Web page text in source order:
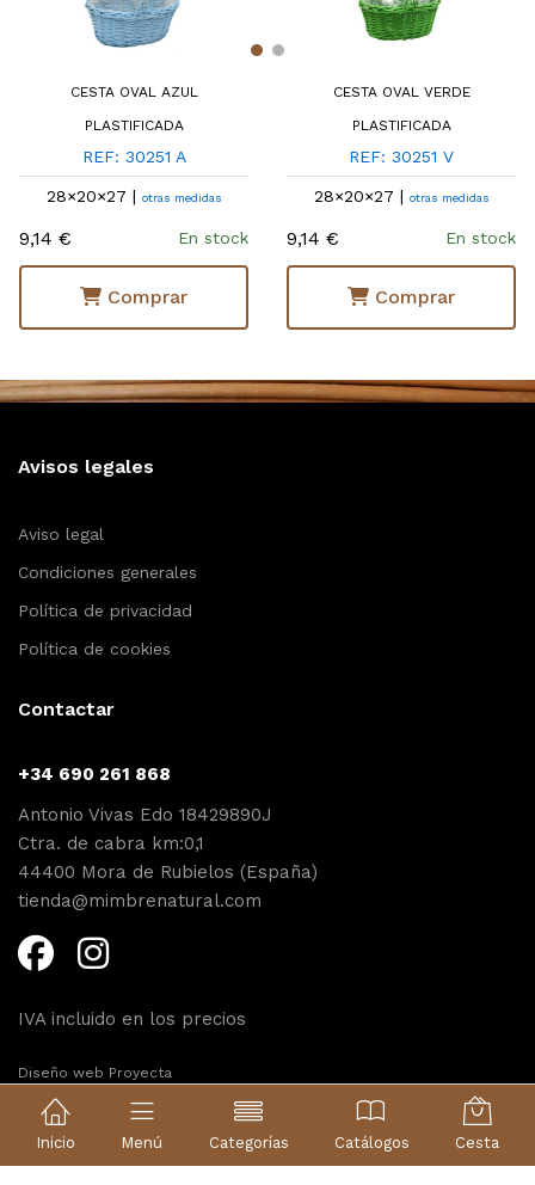
Inicio Menú Categorías Catálogos Cesta
CESTA OVAL AZUL
PLASTIFICADA
REF: 30251 A
28×20×27 | otras medidas
9,14 € En stock
Comprar
CESTA OVAL VERDE
PLASTIFICADA
REF: 30251 V
28×20×27 | otras medidas
9,14 € En stock
Comprar
Avisos legales
Aviso legal
Condiciones generales
Política de privacidad
Política de cookies
Contactar
+34 690 261 868
Antonio Vivas Edo 18429890J
Ctra. de cabra km:0,1
44400 Mora de Rubielos (España)
tienda@mimbrenatural.com
IVA incluido en los precios
Diseño web Proyecta